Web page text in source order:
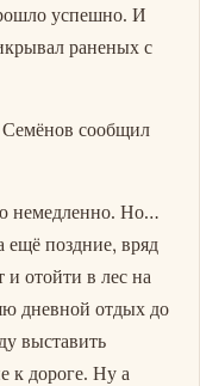
успешно. И
раненых с
Семёнов сообщил
немедленно. Но…
ещё поздние, вряд
отойти в лес на
дневной отдых до
выставить
к дороге. Ну а